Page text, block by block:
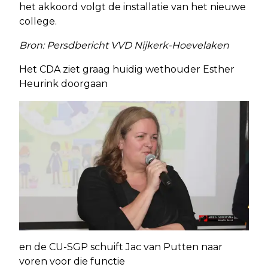
het akkoord volgt de installatie van het nieuwe
college.
Bron: Persdbericht VVD Nijkerk-Hoevelaken
Het CDA ziet graag huidig wethouder Esther
Heurink doorgaan
en de CU-SGP schuift Jac van Putten naar
voren voor die functie